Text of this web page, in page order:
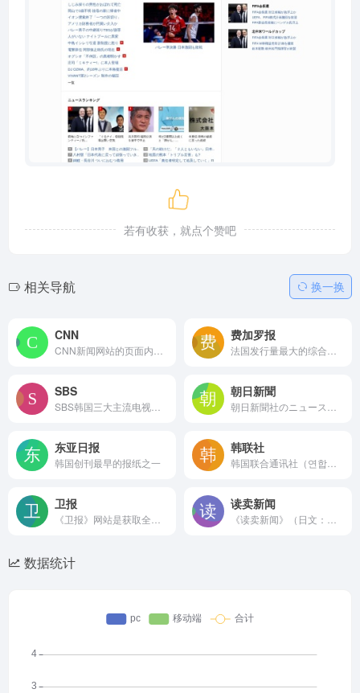
若有收获，就点个赞吧
相关导航 换一换
CNN 费加罗报
SBS 朝日新聞
东亚日报
韩国创刊最早的报纸之一
韩联社
卫报 读卖新闻
数据统计